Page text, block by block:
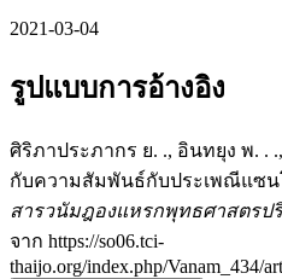
2021-03-04
รูปแบบการอ้างอิง
ศิริภาประภากร ย. ., อินทยุง พ. .
กับความสัมพันธ์กับประเพณีแซน
สารวนัมฎองแหรกพุทธศาสตรป
จาก https://so06.tci-
thaijo.org/index.php/Vanam_434/